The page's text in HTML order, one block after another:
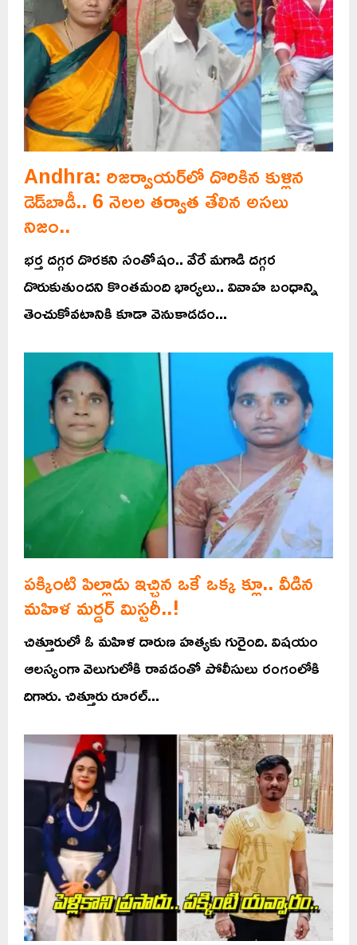
Andhra: రిజర్వాయర్‌‌లో దొరికిన కుళ్లిన
డెడ్‌బాడీ.. 6 నెలల తర్వాత తేలిన అసలు
నిజం..
భర్త దగ్గర దొరకని సంతోషం.. వేరే మగాడి దగ్గర
దొరుకుతుందని కొంతమంది భార్యలు.. వివాహ బంధాన్ని
తెంచుకోవటానికి కూడా వెనుకాడడం...
పక్కింటి పిల్లాడు ఇచ్చిన ఒకే ఒక్క క్లూ.. వీడిన
మహిళ మర్డర్ మిస్టరీ..!
చిత్తూరులో ఓ మహిళ దారుణ హత్యకు గురైంది. విషయం
ఆలస్యంగా వెలుగులోకి రావడంతో పోలీసులు రంగంలోకి
దిగారు. చిత్తూరు రూరల్...